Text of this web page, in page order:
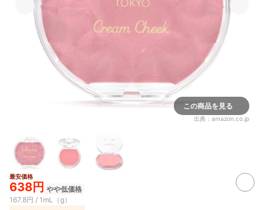
この商品を見る
出典： amazon.co.jp
最安価格
638円 やや低価格
167.8円 / 1mL（g）